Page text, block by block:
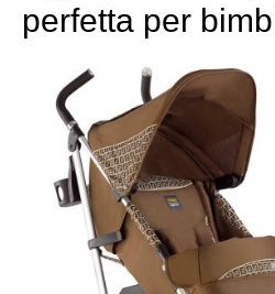
perfetta per